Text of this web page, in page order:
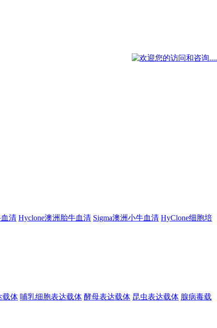
血清 Hyclone澳洲胎牛血清 Sigma澳洲小牛血清 HyClone细胞培
载体 哺乳细胞表达载体 酵母表达载体 昆虫表达载体 腺病毒载